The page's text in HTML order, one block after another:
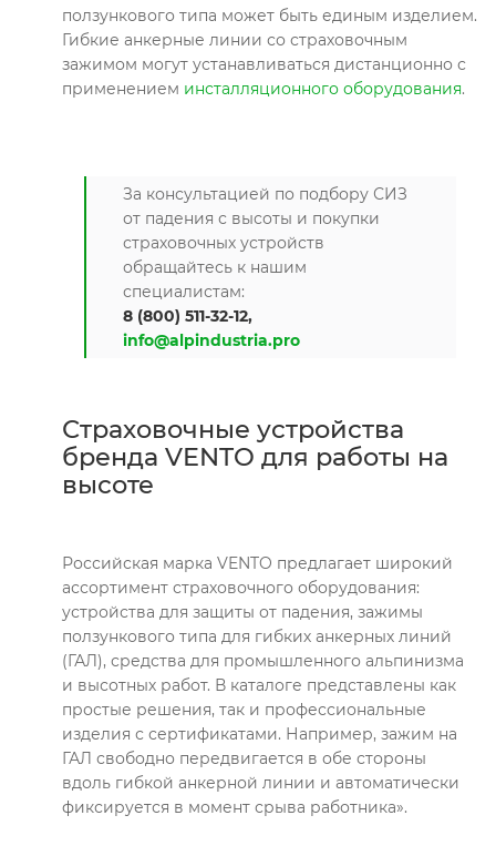
ползункового типа может быть единым изделием.
Гибкие анкерные линии со страховочным
зажимом могут устанавливаться дистанционно с
применением инсталляционного оборудования.
За консультацией по подбору СИЗ
от падения с высоты и покупки
страховочных устройств
обращайтесь к нашим
специалистам:
8 (800) 511-32-12,
info@alpindustria.pro
Страховочные устройства
бренда VENTO для работы на
высоте
Российская марка VENTO предлагает широкий
ассортимент страховочного оборудования:
устройства для защиты от падения, зажимы
ползункового типа для гибких анкерных линий
(ГАЛ), средства для промышленного альпинизма
и высотных работ. В каталоге представлены как
простые решения, так и профессиональные
изделия с сертификатами. Например, зажим на
ГАЛ свободно передвигается в обе стороны
вдоль гибкой анкерной линии и автоматически
фиксируется в момент срыва работника».